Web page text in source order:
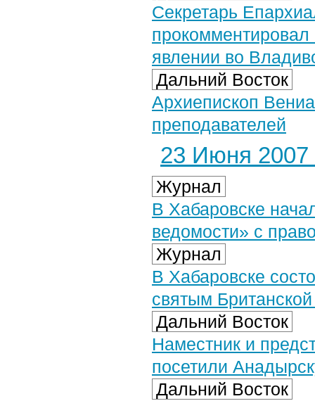
Секретарь
явлении во
Дальний Восток
Архиепископ
преподавателей
23 Июня 2007
Журнал
В Хабаровске
ведомости» с
Журнал
В Хабаровске
святым
Дальний Восток
Наместник и
посетили
Дальний Восток